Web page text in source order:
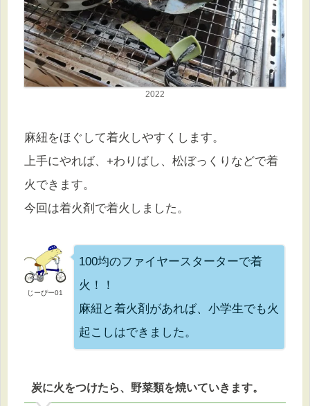
2022
麻紐をほぐして着火しやすくします。
上手にやれば、+わりばし、松ぼっくりなどで着
火できます。
今回は着火剤で着火しました。
じーぴー01
100均のファイヤースターターで着
火！！
麻紐と着火剤があれば、小学生でも火
起こしはできました。
炭に火をつけたら、野菜類を焼いていきます。